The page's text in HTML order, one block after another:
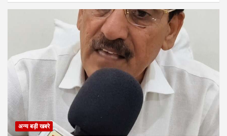
अन्य बड़ी खबरे